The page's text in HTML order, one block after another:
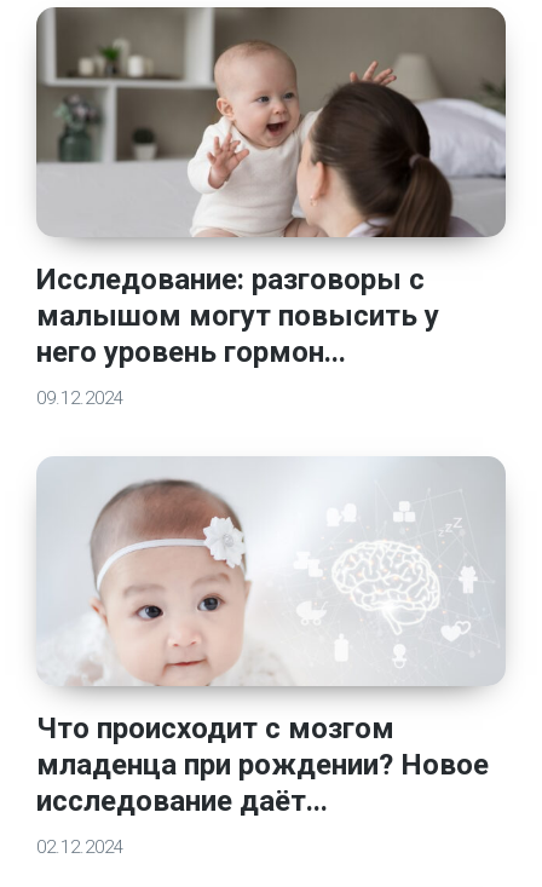
Исследование: разговоры с
малышом могут повысить у
него уровень гормон...
09.12.2024
Что происходит с мозгом
младенца при рождении? Новое
исследование даёт...
02.12.2024